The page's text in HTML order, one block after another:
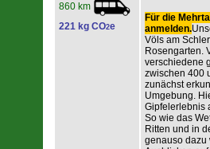
860 km
221 kg CO2e
Für die
anmelden.
Völs am
Rosengarten.
verschiedene
zwischen 400
zunächst
Umgebung.
Gipfelerlebnis
So wie das
Ritten und in
genauso dazu